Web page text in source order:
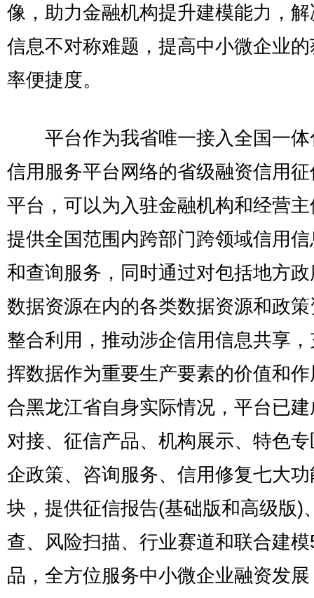
像，助力金融机构提升建模能力，
信息不对称难题，提高中小微企业
率便捷度。
平台作为我省唯一接入全国一体
信用服务平台网络的省级融资信用
平台，可以为入驻金融机构和经营
提供全国范围内跨部门跨领域信用
和查询服务，同时通过对包括地方
数据资源在内的各类数据资源和政
整合利用，推动涉企信用信息共享
挥数据作为重要生产要素的价值和
合黑龙江省自身实际情况，平台已
对接、征信产品、机构展示、特色
企政策、咨询服务、信用修复七大
块，提供征信报告(基础版和高级版)
查、风险扫描、行业赛道和联合建
品，全方位服务中小微企业融资发